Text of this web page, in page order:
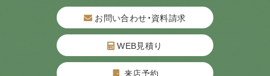
お問い合わせ・資料請求
WEB見積り
来店予約